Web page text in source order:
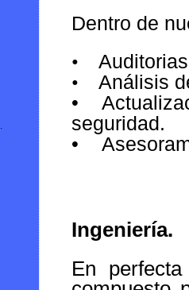
Dentro de
•
•
Análisis
•
seguridad.
•
Ingeniería.
En